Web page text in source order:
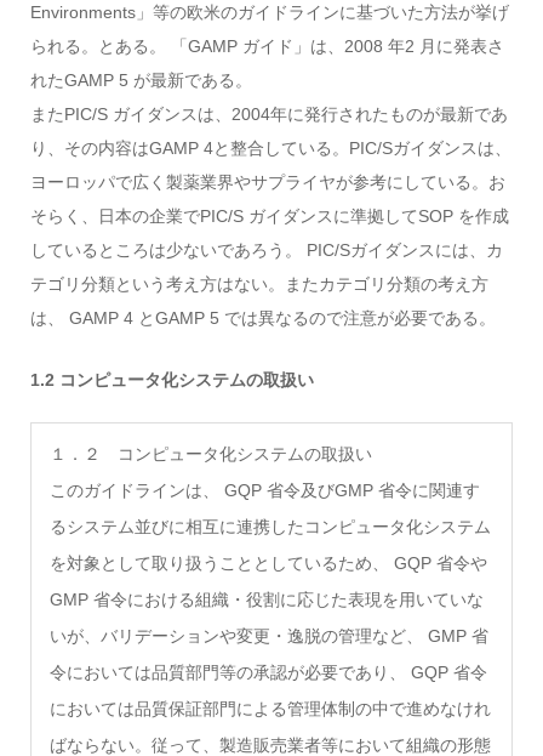
Environments」等の欧米のガイドラインに基づいた方法が挙げ
られる。とある。 「GAMP ガイド」は、2008 年2 月に発表さ
れたGAMP 5 が最新である。
またPIC/S ガイダンスは、2004年に発行されたものが最新であ
り、その内容はGAMP 4と整合している。PIC/Sガイダンスは、
ヨーロッパで広く製薬業界やサプライヤが参考にしている。お
そらく、日本の企業でPIC/S ガイダンスに準拠してSOP を作成
しているところは少ないであろう。 PIC/Sガイダンスには、カ
テゴリ分類という考え方はない。またカテゴリ分類の考え方
は、 GAMP 4 とGAMP 5 では異なるので注意が必要である。
1.2 コンピュータ化システムの取扱い
１．２ コンピュータ化システムの取扱い
このガイドラインは、 GQP 省令及びGMP 省令に関連す
るシステム並びに相互に連携したコンピュータ化システム
を対象として取り扱うこととしているため、 GQP 省令や
GMP 省令における組織・役割に応じた表現を用いていな
いが、バリデーションや変更・逸脱の管理など、 GMP 省
令においては品質部門等の承認が必要であり、 GQP 省令
においては品質保証部門による管理体制の中で進めなけれ
ばならない。従って、製造販売業者等において組織の形態